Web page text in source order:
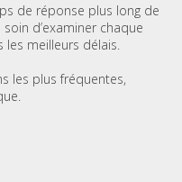
de réponse plus long de
d’examiner chaque
meilleurs délais.
les plus fréquentes,